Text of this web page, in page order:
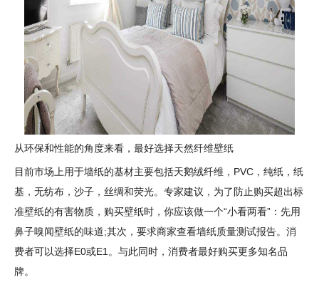
从环保和性能的角度来看，最好选择天然纤维壁纸
目前市场上用于墙纸的基材主要包括天鹅绒纤维，PVC，纯纸，纸
基，无纺布，沙子，丝绸和荧光。专家建议，为了防止购买超出标
准壁纸的有害物质，购买壁纸时，你应该做一个“小看两看”：先用
鼻子嗅闻壁纸的味道;其次，要求商家查看墙纸质量测试报告。消
费者可以选择E0或E1。与此同时，消费者最好购买更多知名品
牌。